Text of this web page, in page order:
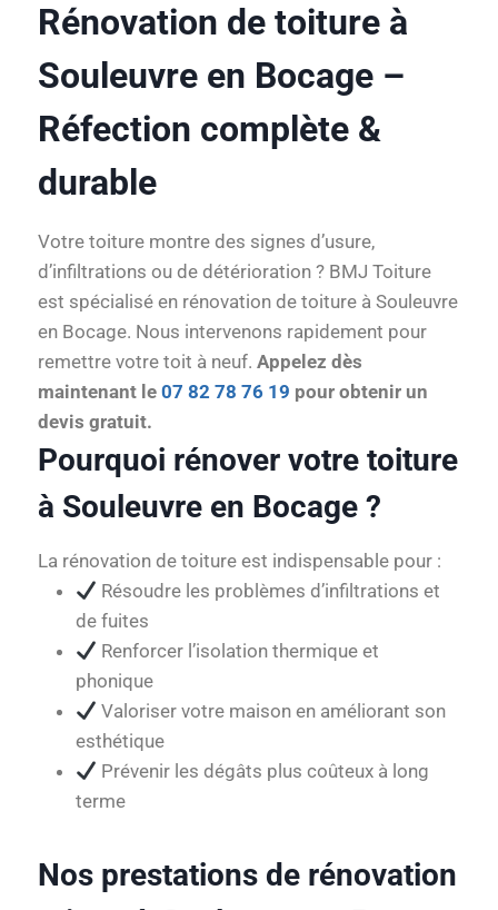
Rénovation de toiture à
Souleuvre en Bocage –
Réfection complète &
durable
Votre toiture montre des signes d’usure,
d’infiltrations ou de détérioration ? BMJ Toiture
est spécialisé en rénovation de toiture à Souleuvre
en Bocage. Nous intervenons rapidement pour
remettre votre toit à neuf. Appelez dès
maintenant le 07 82 78 76 19 pour obtenir un
devis gratuit.
Pourquoi rénover votre toiture
à Souleuvre en Bocage ?
La rénovation de toiture est indispensable pour :
Résoudre les problèmes d’infiltrations et
de fuites
Renforcer l’isolation thermique et
phonique
Valoriser votre maison en améliorant son
esthétique
Prévenir les dégâts plus coûteux à long
terme
Nos prestations de rénovation